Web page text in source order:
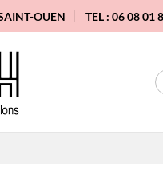
OUEN TEL : 06 08 01